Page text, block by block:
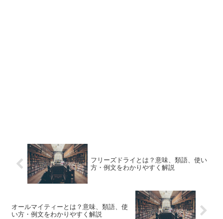
フリーズドライとは？意味、類語、使い
方・例文をわかりやすく解説
オールマイティーとは？意味、類語、使
い方・例文をわかりやすく解説